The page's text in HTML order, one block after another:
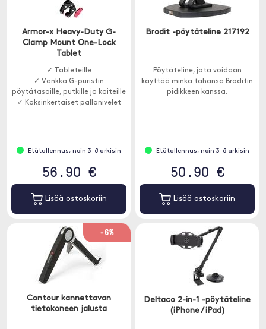
Armor-x Heavy-Duty G-
Clamp Mount One-Lock
Tablet
✓ Tableteille
✓ Vankka G-puristin
pöytätasoille, putkille ja kaiteille
✓ Kaksinkertaiset pallonivelet
Etätallennus, noin 3-8 arkisin
56.90 €
Lisää ostoskoriin
Brodit -pöytäteline 217192
Pöytäteline, jota voidaan
käyttää minkä tahansa Broditin
pidikkeen kanssa.
Etätallennus, noin 3-8 arkisin
50.90 €
Lisää ostoskoriin
-6%
Contour kannettavan
tietokoneen jalusta
Deltaco 2-in-1 -pöytäteline
(iPhone / iPad)